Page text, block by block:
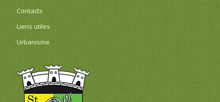
Contacts
Liens utiles
Urbanisme